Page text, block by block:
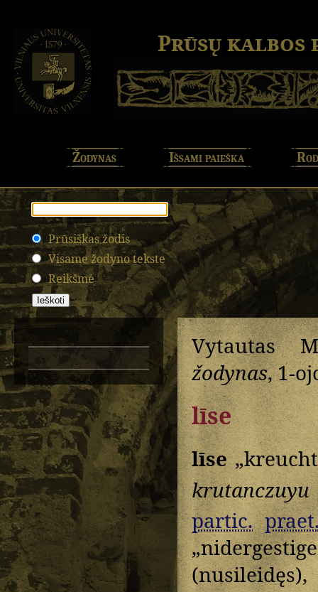
Prūsų kalbos
Žodynas Išsami paieška
Prūsiškas žodis
Visame žodyno tekste
Reikšmė
Vytautas
žodynas, 1-
līse
līse
krutanczuyu
partic.